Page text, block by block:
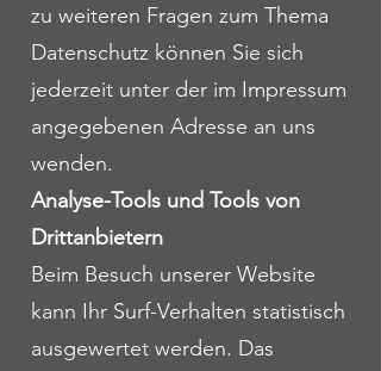
zu weiteren Fragen zum Thema
Datenschutz können Sie sich
jederzeit unter der im Impressum
angegebenen Adresse an uns
wenden.
Analyse-Tools und Tools von
Drittanbietern
Beim Besuch unserer Website
kann Ihr Surf-Verhalten statistisch
ausgewertet werden. Das